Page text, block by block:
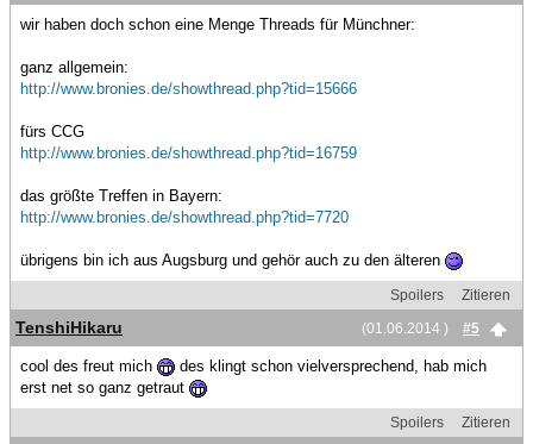
wir haben doch schon eine Menge Threads für Münchner:
ganz allgemein:
http://www.bronies.de/showthread.php?tid=15666
fürs CCG
http://www.bronies.de/showthread.php?tid=16759
das größte Treffen in Bayern:
http://www.bronies.de/showthread.php?tid=7720
übrigens bin ich aus Augsburg und gehör auch zu den älteren
Spoilers
Zitieren
(01.06.2014 )
#5
TenshiHikaru
cool des freut mich
des klingt schon vielversprechend, hab mich
erst net so ganz getraut
Spoilers
Zitieren